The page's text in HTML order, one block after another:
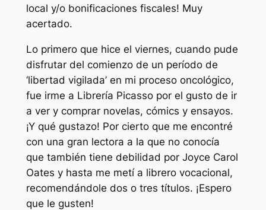
local y/o bonificaciones fiscales! Muy
acertado.
Lo primero que hice el viernes, cuando pude
disfrutar del comienzo de un período de
‘libertad vigilada’ en mi proceso oncológico,
fue irme a Librería Picasso por el gusto de ir
a ver y comprar novelas, cómics y ensayos.
¡Y qué gustazo! Por cierto que me encontré
con una gran lectora a la que no conocía
que también tiene debilidad por Joyce Carol
Oates y hasta me metí a librero vocacional,
recomendándole dos o tres títulos. ¡Espero
que le gusten!